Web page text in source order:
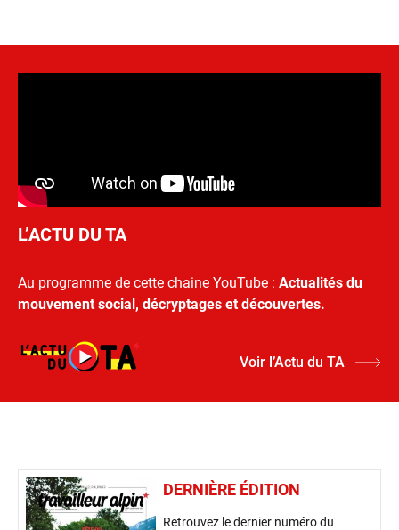
L’ACTU DU TA
Au programme de cette chaine YouTube : Actualités du
mouvement social, décryptages et découvertes.
Voir l’Actu du TA
DERNIÈRE ÉDITION
Retrouvez le dernier numéro du